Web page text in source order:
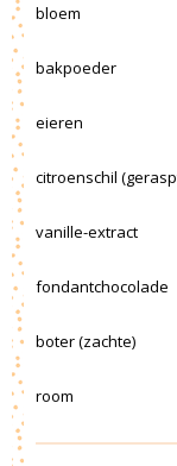
bloem
bakpoeder
eieren
citroenschil
vanille-extract
fondantchocolade
boter (zachte)
room